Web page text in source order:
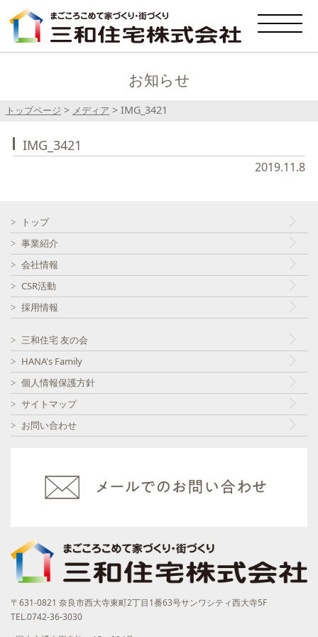
お知らせ
トップページ > メディア > IMG_3421
IMG_3421
2019.11.8
トップ
事業紹介
会社情報
CSR活動
採用情報
三和住宅 友の会
HANA's Family
個人情報保護方針
サイトマップ
お問い合わせ
〒631-0821 奈良市西大寺東町2丁目1番63号サンワシティ西大寺5F
TEL.0742-36-3030